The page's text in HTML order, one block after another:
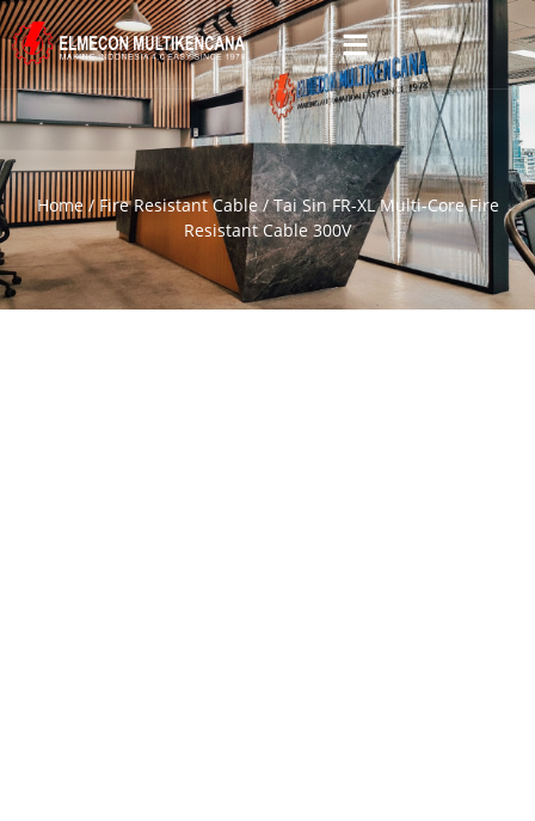
Home/Fire Resistant Cable/ Tai Sin FR-XL Multi-Core Fire
Resistant Cable 300V